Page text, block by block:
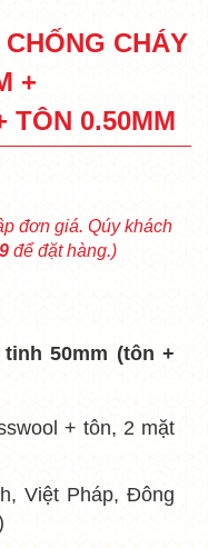
CHÁY
+
TÔN 0.50MM
đơn giá. Qúy khách
để đặt hàng.)
50mm (tôn +
+ tôn, 2 mặt
Việt Pháp, Đông